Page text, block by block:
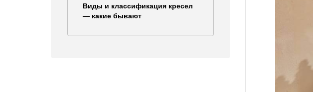
Виды и классификация кресел
— какие бывают